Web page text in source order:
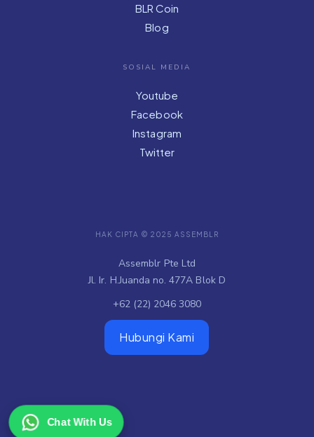
BLR Coin
Blog
SOSIAL MEDIA
Youtube
Facebook
Instagram
Twitter
HAK CIPTA © 2025 ASSEMBLR
Assemblr Pte Ltd
Jl. Ir. H.Juanda no. 477A Blok D
+62 (22) 2046 3080
Hubungi Kami
Chat With Us